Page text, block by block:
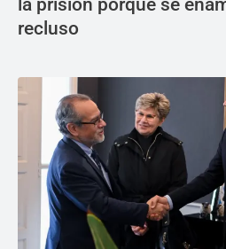
recluso